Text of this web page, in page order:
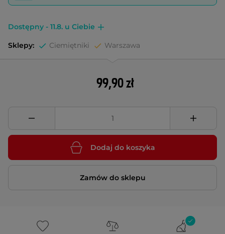
Dostępny - 11.8. u Ciebie
Sklepy: Ciemiętniki Warszawa
99,90 zł
Dodaj do koszyka
Zamów do sklepu